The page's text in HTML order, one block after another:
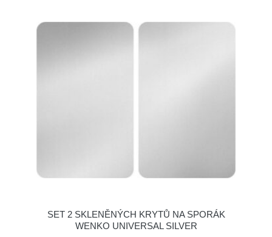
SET 2 SKLENĚNÝCH KRYTŮ NA SPORÁK
WENKO UNIVERSAL SILVER